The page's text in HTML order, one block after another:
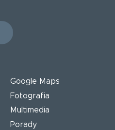
Google Maps
Fotografia
Multimedia
Porady